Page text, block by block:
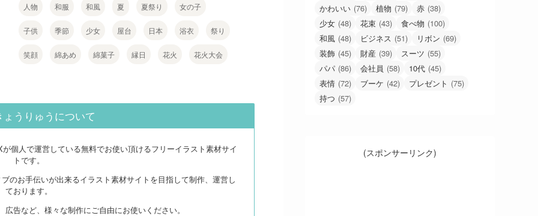
人物 和服 和風 夏 夏祭り 女の子
子供 季節 少女 屋台 日本 浴衣 祭り
笑顔 綿あめ 綿菓子 縁日 花火 花火大会
うりゅうについて
個人で運営している無料でお使い頂けるフリーイラスト素材サイ
トです。
のお手伝いが出来るイラスト素材サイトを目指して制作、運営し
ております。
告など、様々な制作にご自由にお使いください。
かわいい (76) 植物 (79) 赤 (38)
少女 (48) 花束 (43) 食べ物 (100)
和風 (48) ビジネス (51) リボン (69)
装飾 (45) 財産 (39) スーツ (55)
パパ (86) 会社員 (58) 10代 (45)
表情 (72) ブーケ (42) プレゼント (75)
持つ (57)
(スポンサーリンク)